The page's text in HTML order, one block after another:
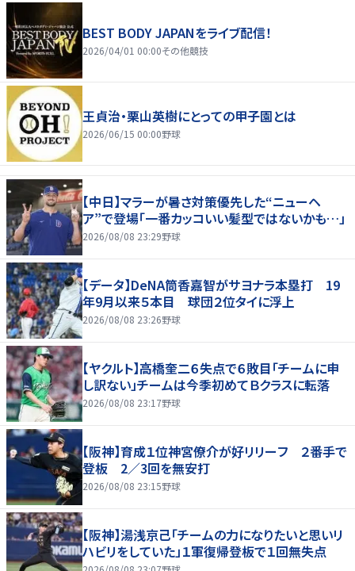
BEST BODY JAPANをライブ配信！
2026/04/01 00:00その他競技
王貞治・栗山英樹にとっての甲子園とは
2026/06/15 00:00野球
【中日】マラーが暑さ対策優先した“ニューヘ
ア”で登場「一番カッコいい髪型ではないかも…」
2026/08/08 23:29野球
【データ】DeNA筒香嘉智がサヨナラ本塁打 19
年9月以来５本目 球団２位タイに浮上
2026/08/08 23:26野球
【ヤクルト】高橋奎二６失点で６敗目「チームに申
し訳ない」チームは今季初めてＢクラスに転落
2026/08/08 23:17野球
【阪神】育成１位神宮僚介が好リリーフ ２番手で
登板 2／3回を無安打
2026/08/08 23:15野球
【阪神】湯浅京己「チームの力になりたいと思いリ
ハビリをしていた」１軍復帰登板で１回無失点